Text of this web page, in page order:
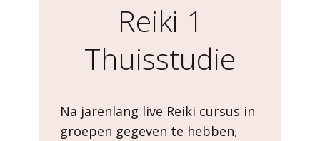
Reiki 1
Thuisstudie
Na jarenlang live Reiki cursus in
groepen gegeven te hebben,